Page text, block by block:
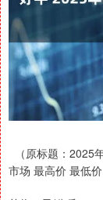
（原标题：
市场 最高价 最低